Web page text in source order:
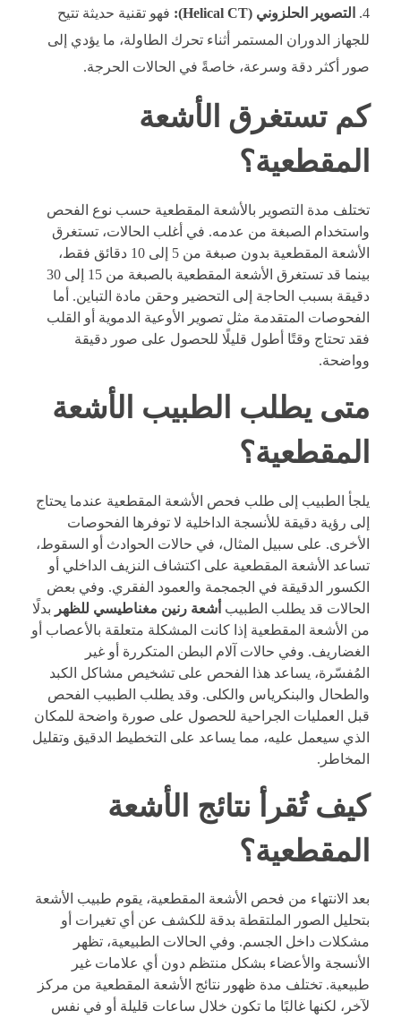
التصوير الحلزوني (Helical CT):
فهو تقنية حديثة تتيح
للجهاز الدوران المستمر أثناء تحرك الطاولة، ما يؤدي إلى
صور أكثر دقة وسرعة، خاصةً في الحالات الحرجة.
كم تستغرق الأشعة
المقطعية؟
تختلف مدة التصوير بالأشعة المقطعية حسب نوع الفحص
واستخدام الصبغة من عدمه. في أغلب الحالات، تستغرق
الأشعة المقطعية بدون صبغة من 5 إلى 10 دقائق فقط،
بينما قد تستغرق الأشعة المقطعية بالصبغة من 15 إلى 30
دقيقة بسبب الحاجة إلى التحضير وحقن مادة التباين. أما
الفحوصات المتقدمة مثل تصوير الأوعية الدموية أو القلب
فقد تحتاج وقتًا أطول قليلًا للحصول على صور دقيقة
وواضحة.
متى يطلب الطبيب الأشعة
المقطعية؟
يلجأ الطبيب إلى طلب فحص الأشعة المقطعية عندما يحتاج
إلى رؤية دقيقة للأنسجة الداخلية لا توفرها الفحوصات
الأخرى. على سبيل المثال، في حالات الحوادث أو السقوط،
تساعد الأشعة المقطعية على اكتشاف النزيف الداخلي أو
الكسور الدقيقة في الجمجمة والعمود الفقري. وفي بعض
الحالات قد يطلب الطبيب أشعة رنين مغناطيسي للظهر بدلًا
من الأشعة المقطعية إذا كانت المشكلة متعلقة بالأعصاب أو
الغضاريف. وفي حالات آلام البطن المتكررة أو غير
المُفسّرة، يساعد هذا الفحص على تشخيص مشاكل الكبد
والطحال والبنكرياس والكلى. وقد يطلب الطبيب الفحص
قبل العمليات الجراحية للحصول على صورة واضحة للمكان
الذي سيعمل عليه، مما يساعد على التخطيط الدقيق وتقليل
المخاطر.
كيف تُقرأ نتائج الأشعة
المقطعية؟
بعد الانتهاء من فحص الأشعة المقطعية، يقوم طبيب الأشعة
بتحليل الصور الملتقطة بدقة للكشف عن أي تغيرات أو
مشكلات داخل الجسم. وفي الحالات الطبيعية، تظهر
الأنسجة والأعضاء بشكل منتظم دون أي علامات غير
طبيعية. تختلف مدة ظهور نتائج الأشعة المقطعية من مركز
لآخر، لكنها غالبًا ما تكون خلال ساعات قليلة أو في نفس